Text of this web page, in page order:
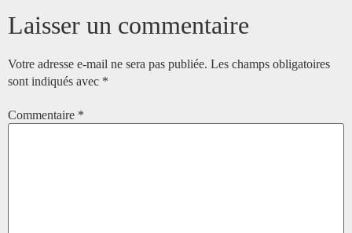
Laisser un commentaire
Votre adresse e-mail ne sera pas publiée. Les champs obligatoires
sont indiqués avec *
Commentaire *